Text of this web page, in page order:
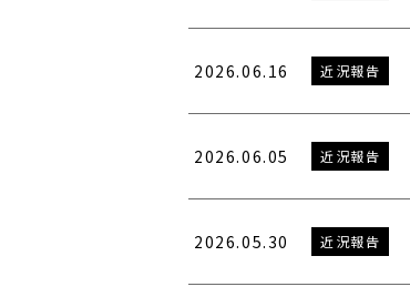
2026.06.16 近況報告
2026.06.05 近況報告
2026.05.30 近況報告